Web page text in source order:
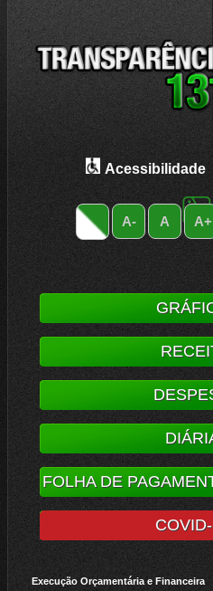
Acessibilidade
A- A A+
FOLHA DE
Execução Orçamentária e Financeira